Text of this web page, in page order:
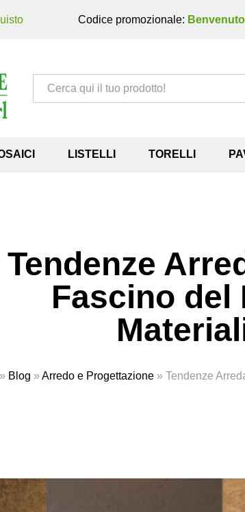
Codice promozionale:
Tutto
LISTELLI TORELLI
Tendenze
Fascino del
» Blog » Arredo e Progettazione » Tendenze